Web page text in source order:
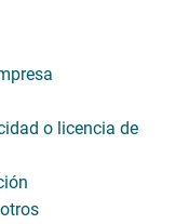
o licencia de